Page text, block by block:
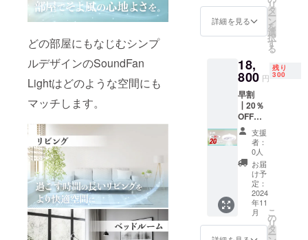
どの部屋にもなじむシンプ
ルデザインのSoundFan
Lightはどのような空間にも
マッチします。
ラーを
ホワイ
ト・
ウッド
からお
選びく
ださ
い。 適
格請求
書発行
事業者
登録番
号：
T40111
010698
詳細を見る
リ
タ
ー
ン
を
選
択
す
る
18,
800 円
残り
300
早割
┃20％
OFF
SoundF
an
Light×1
定価
￥23,50
0→20％
OFF
￥18,80
ラーを
ホワイ
支援
者：
0人
お届
け予
定：
2024
年11
月
こ
の
リ
タ
ー